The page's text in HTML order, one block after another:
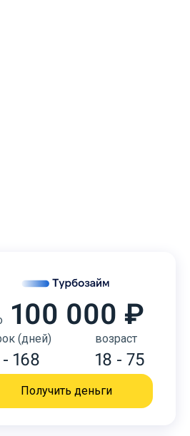
100 000 ₽
(дней)
168
возраст
18 - 75
Получить деньги